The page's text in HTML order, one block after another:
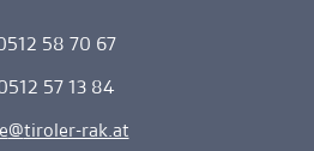
58 70 67
57 13 84
tiroler-rak.at